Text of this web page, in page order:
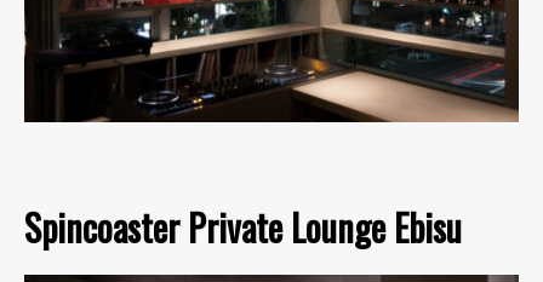
Spincoaster Private Lounge Ebisu